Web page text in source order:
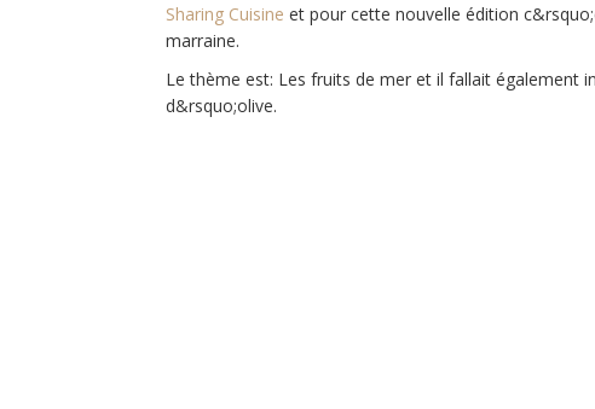
Sharing Cuisine et pour cette nouvelle édition
marraine.
Le thème est: Les fruits de mer et il fallait également
d&rsquo;olive.